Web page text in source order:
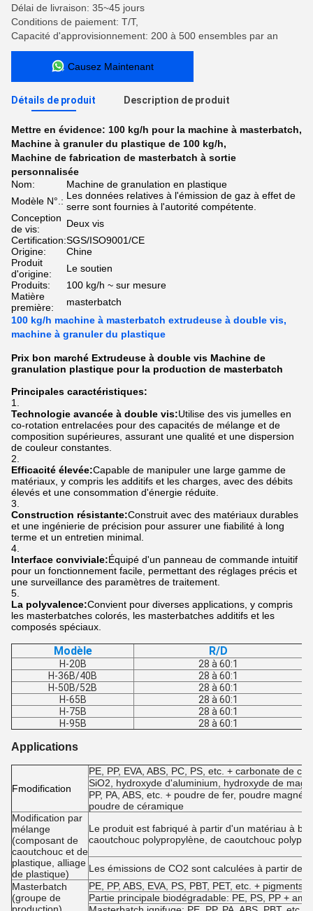
Délai de livraison: 35~45 jours
Conditions de paiement: T/T,
Capacité d'approvisionnement: 200 à 500 ensembles par an
Causez Maintenant
Détails de produit Description de produit
Mettre en évidence: 100 kg/h pour la machine à masterbatch,
Machine à granuler du plastique de 100 kg/h,
Machine de fabrication de masterbatch à sortie
personnalisée
Nom:
Machine de granulation en plastique
Modèle N°.: Les données relatives à l'émission de gaz à effet de
serre sont fournies à l'autorité compétente.
Conception
de vis:
Deux vis
Certification:SGS/ISO9001/CE
Origine:
Chine
Produit
d'origine:
Le soutien
Produits:
100 kg/h ~ sur mesure
Matière
première:
masterbatch
100 kg/h machine à masterbatch extrudeuse à double vis,
machine à granuler du plastique
Prix bon marché Extrudeuse à double vis Machine de
granulation plastique pour la production de masterbatch
Principales caractéristiques:
Technologie avancée à double vis:Utilise des vis jumelles en
co-rotation entrelacées pour des capacités de mélange et de
composition supérieures, assurant une qualité et une dispersion
de couleur constantes.
Efficacité élevée:Capable de manipuler une large gamme de
matériaux, y compris les additifs et les charges, avec des débits
élevés et une consommation d'énergie réduite.
Construction résistante:Construit avec des matériaux durables
et une ingénierie de précision pour assurer une fiabilité à long
terme et un entretien minimal.
Interface conviviale:Équipé d'un panneau de commande intuitif
pour un fonctionnement facile, permettant des réglages précis et
une surveillance des paramètres de traitement.
La polyvalence:Convient pour diverses applications, y compris
les masterbatches colorés, les masterbatches additifs et les
composés spéciaux.
Modèle R/D
H-20B
28 à 60:1
H-36B/40B
28 à 60:1
H-50B/52B
28 à 60:1
H-65B
28 à 60:1
H-75B
28 à 60:1
H-95B
28 à 60:1
Applications
Fmodification
PE, PP, EVA, ABS, PC, PS, etc. + carbonate de
SiO2, hydroxyde d'aluminium, hydroxyde de
PP, PA, ABS, etc. + poudre de fer, poudre
poudre de céramique
Modification par
mélange
(composant de
caoutchouc et de
plastique, alliage
de plastique)
Le produit est fabriqué à partir d'un matériau à
caoutchouc polypropylène, de caoutchouc
Les émissions de CO2 sont calculées à partir de
Masterbatch
(groupe de
PE, PP, ABS, EVA, PS, PBT, PET, etc. + pigments
Partie principale biodégradable: PE, PS, PP +